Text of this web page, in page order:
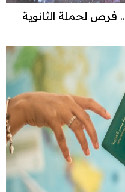
وظائف مطارات الإمارات 2026.. فرص لحملة الثانوية